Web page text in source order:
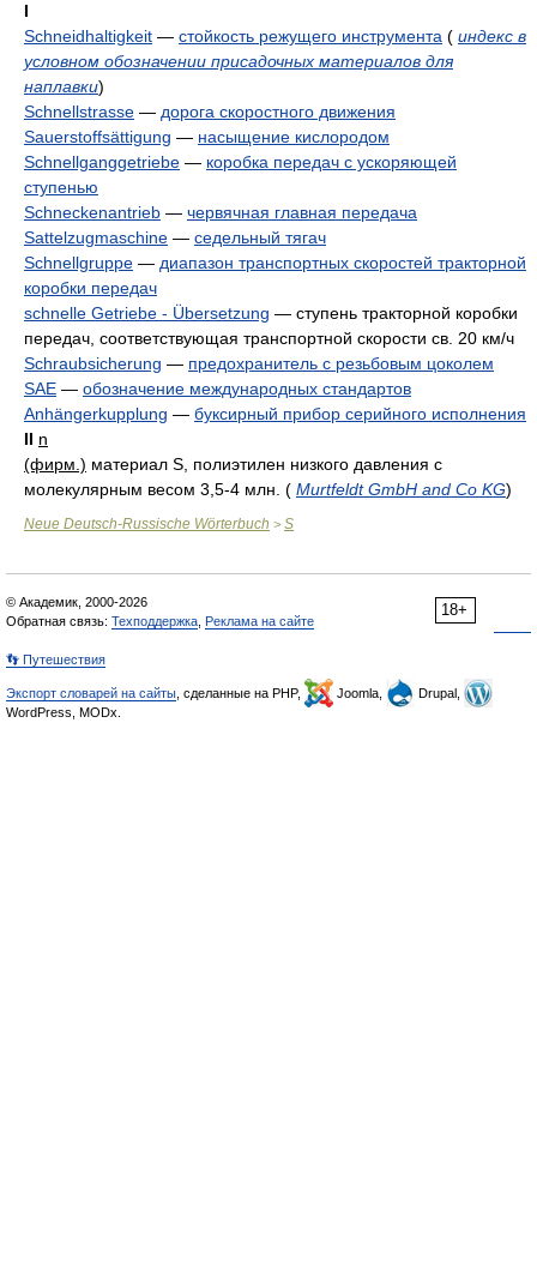
I
Schneidhaltigkeit — стойкость режущего инструмента ( индекс в
условном обозначении присадочных материалов для
наплавки)
Schnellstrasse — дорога скоростного движения
Sauerstoffsättigung — насыщение кислородом
Schnellganggetriebe — коробка передач с ускоряющей
ступенью
Schneckenantrieb — червячная главная передача
Sattelzugmaschine — седельный тягач
Schnellgruppe — диапазон транспортных скоростей тракторной
коробки передач
schnelle Getriebe - Übersetzung — ступень тракторной коробки
передач, соответствующая транспортной скорости св. 20 км/ч
Schraubsicherung — предохранитель с резьбовым цоколем
SAE — обозначение международных стандартов
Anhängerkupplung — буксирный прибор серийного исполнения
II n
(фирм.) материал S, полиэтилен низкого давления с
молекулярным весом 3,5-4 млн. ( Murtfeldt GmbH and Co KG)
Neue Deutsch-Russische Wörterbuch > S
18+
© Академик, 2000-2026
Обратная связь: Техподдержка Реклама на сайте
👣 Путешествия
Экспорт словарей на сайты , сделанные на PHP, Joomla,
Drupal,
WordPress, MODx.